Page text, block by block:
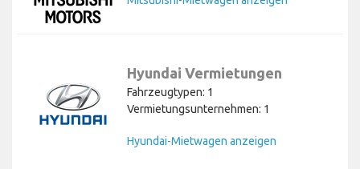
Hyundai Vermietungen
Fahrzeugtypen: 1
Vermietungsunternehmen: 1
Hyundai-Mietwagen anzeigen